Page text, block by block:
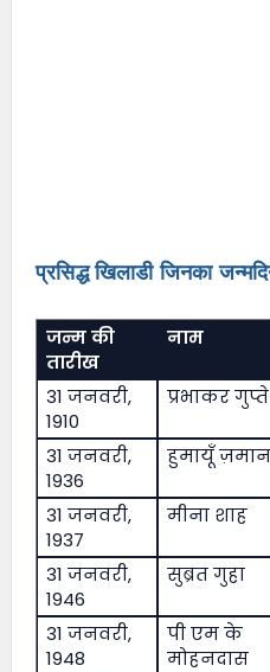
प्रसिद्ध खिलाडी जिनका
जन्म की
तारीख
नाम
31 जनवरी,
1910
प्रभाकर गुप्ते
31 जनवरी,
1936
हुमायूँ ज़मान
31 जनवरी,
1937
मीना शाह
31 जनवरी,
1946
सुब्रत गुहा
31 जनवरी,
1948
पी एम के
मोहनदास